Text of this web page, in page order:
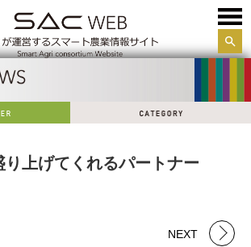
サイ
上げてくれるパートナー
NEXT